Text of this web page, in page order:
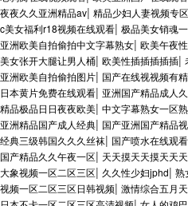
夜夜久久亚洲精品av| 精品少妇人妻视频专区
c美女福利r18视频在线观看| 极品美女销魂
亚洲欧美自拍偷拍中文字幕熟女| 欧美午夜
美女张开大腿让男人桶| 欧美性插插插插插|
亚洲欧美自拍偷拍图片| 国产在线视视频有
日本黄片免费在线观看| 亚洲国产精品成人
精品极品日日夜夜欧美| 中文字幕熟女一区
亚洲精品国产成人经典| 国产亚洲国产精品
经典三级韩国久久久丝袜| 国产喷水在线观
国产精品久久午夜一区| 天天摸天天摸天天
大象视频一区二区三区| 久久性少妇jphd| 熟
视频一区二区三区日韩视频| 激情综合五月